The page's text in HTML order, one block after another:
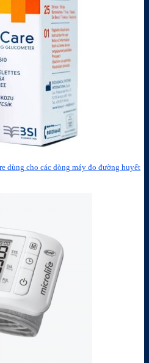
dùng cho các dòng máy đo đường huyết